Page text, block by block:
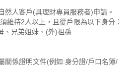
然人客戶(具理財專員服務者)申請。
維持2人以上，且從戶限為以下身分：
、兄弟姐妹、(外)祖孫
關係證明文件(例如:身分證/戶口名簿/